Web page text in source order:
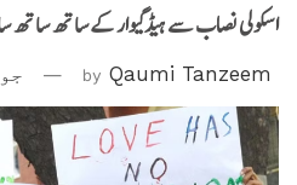
اسکولی نصاب سے ہیڈگیوار کے ساتھ ساتھ
by Qaumi Tanzeem جون